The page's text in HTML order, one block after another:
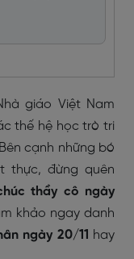
giáo Việt Nam
thế hệ học trò tri
cạnh những bó
thực, đừng quên
thầy cô ngày
khảo ngay danh
ngày 20/11 hay